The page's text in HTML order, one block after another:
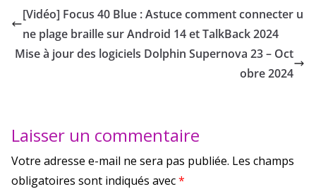
[Vidéo] Focus 40 Blue : Astuce comment connecter u
ne plage braille sur Android 14 et TalkBack 2024
Mise à jour des logiciels Dolphin Supernova 23 – Oct
obre 2024
Laisser un commentaire
Votre adresse e-mail ne sera pas publiée. Les champs
obligatoires sont indiqués avec*